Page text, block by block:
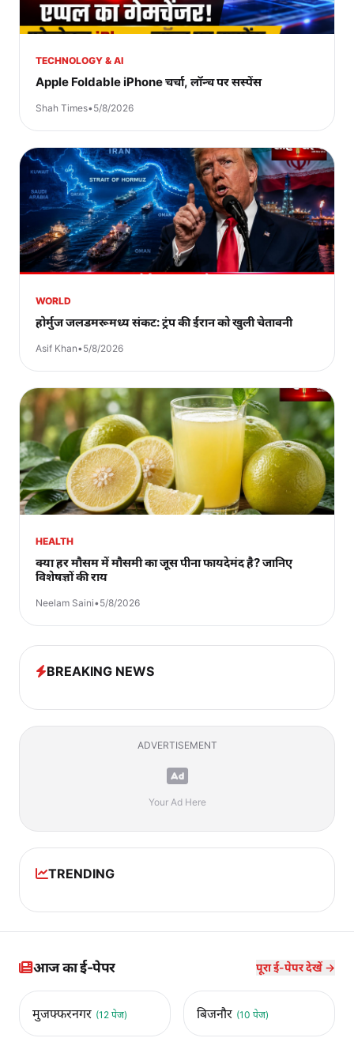
TECHNOLOGY & AI
Apple Foldable iPhone चर्चा, लॉन्च पर सस्पेंस
Shah Times•5/8/2026
WORLD
होर्मुज जलडमरूमध्य संकट: ट्रंप की ईरान को खुली चेतावनी
Asif Khan•5/8/2026
HEALTH
क्या हर मौसम में मौसमी का जूस पीना फायदेमंद है? जानिए
विशेषज्ञों की राय
Neelam Saini•5/8/2026
BREAKING NEWS
ADVERTISEMENT
Your Ad Here
TRENDING
आज का ई-पेपर पूरा ई-पेपर देखें →
मुजफ्फरनगर (12 पेज) बिजनौर (10 पेज)